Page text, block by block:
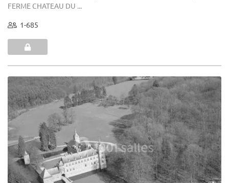
FERME CHATEAU DU ...
1-685